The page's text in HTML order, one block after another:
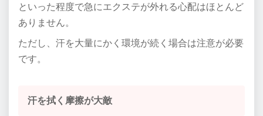
といった程度で急にエクステが外れる心配はほとんど
ありません。
ただし、汗を大量にかく環境が続く場合は注意が必要
です。
汗を拭く摩擦が大敵